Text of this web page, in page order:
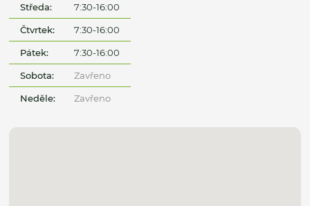
Středa: 7:30-16:00
Čtvrtek: 7:30-16:00
Pátek: 7:30-16:00
Sobota: Zavřeno
Neděle: Zavřeno